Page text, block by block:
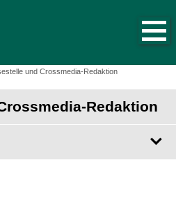
und Crossmedia-Redaktion
Redaktion